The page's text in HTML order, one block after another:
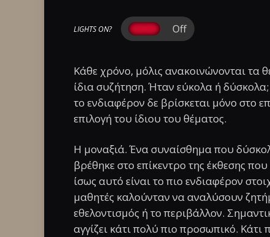
LIGHTS ON?
Κάθε χρόνο, μόλις ανακοινώνονται τα
ίδια συζήτηση. Ήταν εύκολα ή
το ενδιαφέρον δε βρίσκεται μόνο στο
επιλογή του ίδιου του θέματος.
Η μοναξιά. Ένα συναίσθημα που
βρέθηκε στο επίκεντρο της έκθεσης
ίσως αυτό είναι το πιο ενδιαφέρον
μαθητές καλούνταν να αναλύσουν
εθελοντισμός ή το περιβάλλον.
αγγίζει κάτι πολύ πιο προσωπικό.